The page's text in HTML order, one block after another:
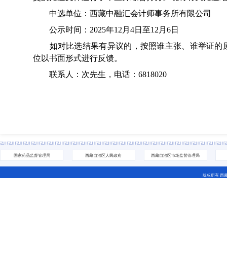
中选单位：西藏中融汇会计师事务所有限公司
公示时间：2025年12月4日至12月6日
如对比选结果有异议的，按照谁主张、谁举证的
位以书面形式进行反馈。
联系人：次先生，电话：6818020
国家药品监督管理局 西藏自治区人民政府 西藏自治区市场监督管理局
版权所有 西